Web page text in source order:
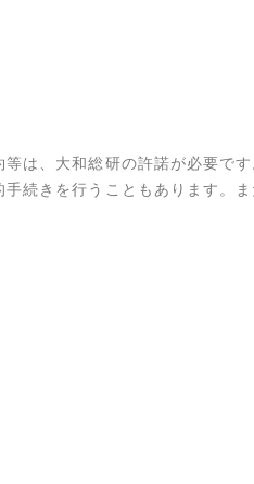
は、大和総研の許諾が必要です
続きを行うこともあります。